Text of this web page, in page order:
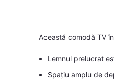
Această comodă TV
Lemnul prelucrat
Spațiu amplu de